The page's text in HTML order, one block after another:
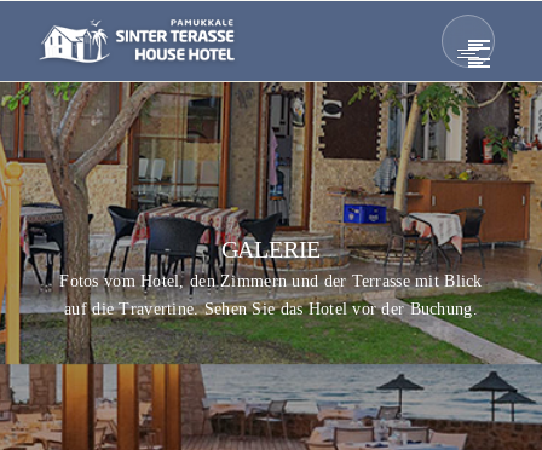
GALERIE
Fotos vom Hotel, den Zimmern und der Terrasse mit Blick
auf die Travertine. Sehen Sie das Hotel vor der Buchung.